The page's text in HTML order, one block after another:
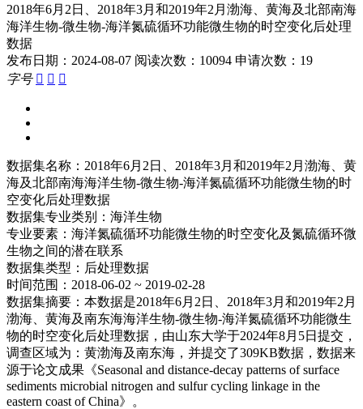
2018年6月2日、2018年3月和2019年2月渤海、黄海及北部南海
海洋生物-微生物-海洋氮硫循环功能微生物的时空变化后处理
数据
发布日期：2024-08-07 阅读次数：10094 申请次数：19
字号   
数据集名称： 2018年6月2日、2018年3月和2019年2月渤海、黄
海及北部南海海洋生物-微生物-海洋氮硫循环功能微生物的时
空变化后处理数据
数据集专业类别： 海洋生物
专业要素： 海洋氮硫循环功能微生物的时空变化及氮硫循环微
生物之间的潜在联系
数据集类型： 后处理数据
时间范围： 2018-06-02 ~ 2019-02-28
数据集摘要： 本数据是2018年6月2日、2018年3月和2019年2月
渤海、黄海及南东海海洋生物-微生物-海洋氮硫循环功能微生
物的时空变化后处理数据，由山东大学于2024年8月5日提交，
调查区域为：黄渤海及南东海，并提交了309KB数据，数据来
源于论文成果《Seasonal and distance-decay patterns of surface
sediments microbial nitrogen and sulfur cycling linkage in the
eastern coast of China》。